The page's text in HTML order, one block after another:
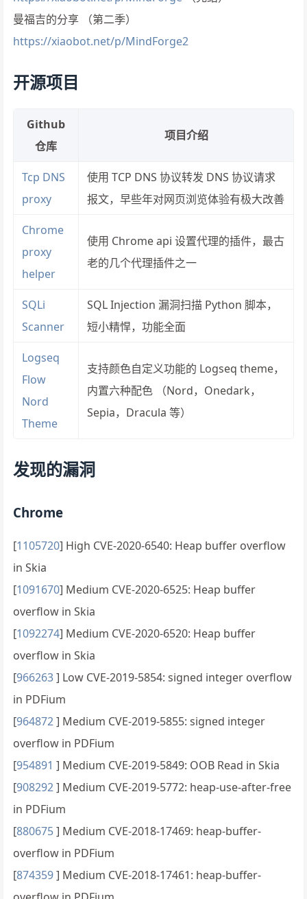
曼福吉的分享 （第二季）
https://xiaobot.net/p/MindForge2
开源项目
Github
仓库
项目介绍
Tcp DNS
proxy
使用 TCP DNS 协议转发 DNS 协议请求
报文，早些年对网页浏览体验有极大改善
Chrome
proxy
helper
使用 Chrome api 设置代理的插件，最古
老的几个代理插件之一
SQLi
Scanner
SQL Injection 漏洞扫描 Python 脚本，
短小精悍，功能全面
Logseq
Flow
Nord
Theme
支持颜色自定义功能的 Logseq theme，
内置六种配色 （Nord，Onedark，
Sepia，Dracula 等）
发现的漏洞
Chrome
[1105720] High CVE-2020-6540: Heap buffer overflow
in Skia
[1091670] Medium CVE-2020-6525: Heap buffer
overflow in Skia
[1092274] Medium CVE-2020-6520: Heap buffer
overflow in Skia
[966263] Low CVE-2019-5854: signed integer overflow
in PDFium
[964872] Medium CVE-2019-5855: signed integer
overflow in PDFium
[954891 ] Medium CVE-2019-5849: OOB Read in Skia
[908292] Medium CVE-2019-5772: heap-use-after-free
in PDFium
[880675] Medium CVE-2018-17469: heap-buffer-
overflow in PDFium
[874359] Medium CVE-2018-17461: heap-buffer-